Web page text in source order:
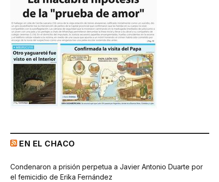
EN EL CHACO
Condenaron a prisión perpetua a Javier Antonio Duarte por
el femicidio de Erika Fernández